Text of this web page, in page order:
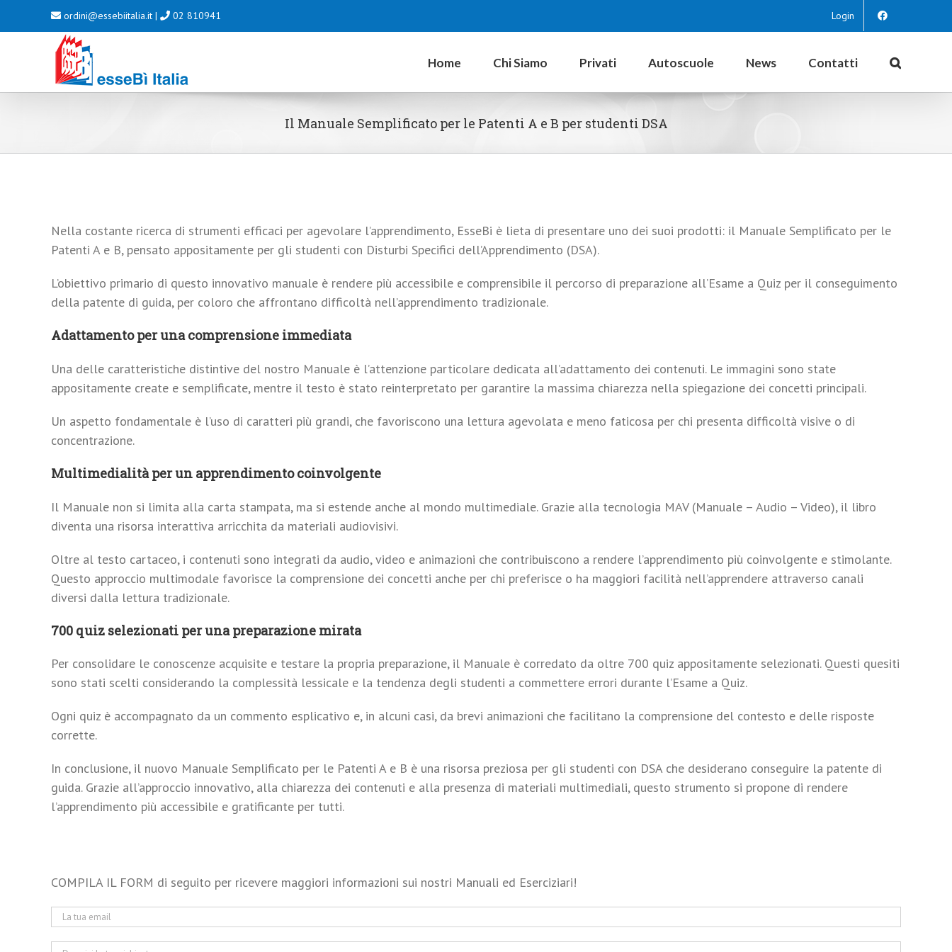
al
ordini@essebiitalia.it | 02 810941 Login
Home Chi Siamo Privati Autoscuole News Contatti
Il Manuale Semplificato per le Patenti A e B per studenti DSA
Nella costante ricerca di strumenti efficaci per agevolare l’apprendimento, EsseBi è lieta di presentare uno dei suoi prodotti: il Manuale Semplificato per le
Patenti A e B, pensato appositamente per gli studenti con Disturbi Specifici dell’Apprendimento (DSA).
L’obiettivo primario di questo innovativo manuale è rendere più accessibile e comprensibile il percorso di preparazione all’Esame a Quiz per il conseguimento
della patente di guida, per coloro che affrontano difficoltà nell’apprendimento tradizionale.
Adattamento per una comprensione immediata
Una delle caratteristiche distintive del nostro Manuale è l’attenzione particolare dedicata all’adattamento dei contenuti. Le immagini sono state
appositamente create e semplificate, mentre il testo è stato reinterpretato per garantire la massima chiarezza nella spiegazione dei concetti principali.
Un aspetto fondamentale è l’uso di caratteri più grandi, che favoriscono una lettura agevolata e meno faticosa per chi presenta difficoltà visive o di
concentrazione.
Multimedialità per un apprendimento coinvolgente
Il Manuale non si limita alla carta stampata, ma si estende anche al mondo multimediale. Grazie alla tecnologia MAV (Manuale – Audio – Video), il libro
diventa una risorsa interattiva arricchita da materiali audiovisivi.
Oltre al testo cartaceo, i contenuti sono integrati da audio, video e animazioni che contribuiscono a rendere l’apprendimento più coinvolgente e stimolante.
Questo approccio multimodale favorisce la comprensione dei concetti anche per chi preferisce o ha maggiori facilità nell’apprendere attraverso canali
diversi dalla lettura tradizionale.
700 quiz selezionati per una preparazione mirata
Per consolidare le conoscenze acquisite e testare la propria preparazione, il Manuale è corredato da oltre 700 quiz appositamente selezionati. Questi quesiti
sono stati scelti considerando la complessità lessicale e la tendenza degli studenti a commettere errori durante l’Esame a Quiz.
Ogni quiz è accompagnato da un commento esplicativo e, in alcuni casi, da brevi animazioni che facilitano la comprensione del contesto e delle risposte
corrette.
In conclusione, il nuovo Manuale Semplificato per le Patenti A e B è una risorsa preziosa per gli studenti con DSA che desiderano conseguire la patente di
guida. Grazie all’approccio innovativo, alla chiarezza dei contenuti e alla presenza di materiali multimediali, questo strumento si propone di rendere
l’apprendimento più accessibile e gratificante per tutti.
COMPILA IL FORM di seguito per ricevere maggiori informazioni sui nostri Manuali ed Eserciziari!